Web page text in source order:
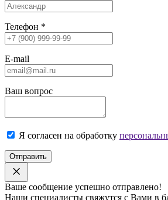
Телефон *
E-mail
Ваш вопрос
Я согласен на обработку
Отправить
Ваше сообщение успешно отправлено!
Наши специалисты свяжутся с Вами в